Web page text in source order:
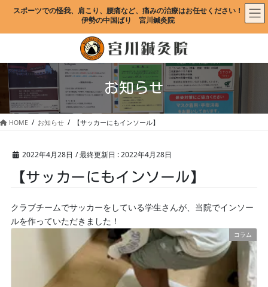
テ
に
ゲ
ョ
動
スポーツでの怪我、肩こり、腰痛など、痛みの治療はお任せください！
伊勢の中国ばり　宮川鍼灸院
お知らせ
HOME お知らせ 【サッカーにもインソール】
2022年4月28日 / 最終更新日 :2022年4月28日
【サッカーにもインソール】
クラブチームでサッカーをしている学生さんが、当院でインソー
ルを作っていただきました！
コラム